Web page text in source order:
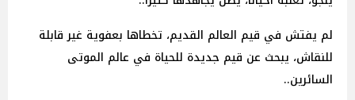
لم يفتش في قيم العالم القديم، تخطاها بعفوية غير قابلة
للنقاش، يبحث عن قيم جديدة للحياة في عالم الموتى
السائرين..